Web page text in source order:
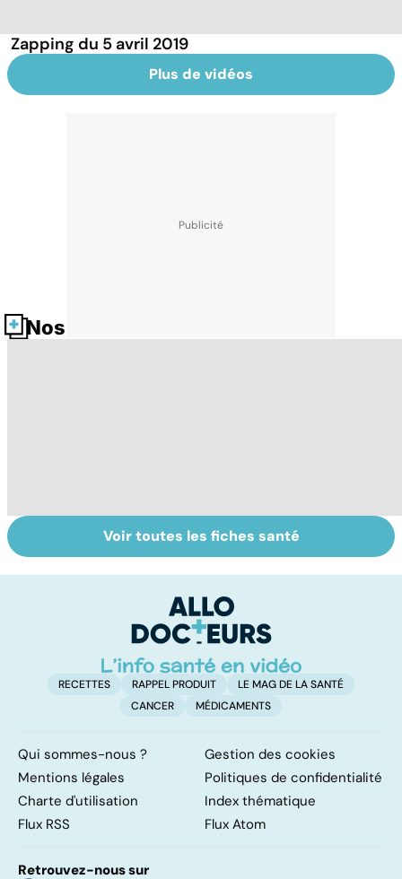
Zapping du 5 avril 2019
Plus de vidéos
Nos fiches santé
Tout savoir sur
les infections
Inflammation des
amygdales : que
d'angine ?
Voir toutes les fiches santé
RECETTES RAPPEL PRODUIT
LE MAG DE LA SANTÉ
CANCER
MÉDICAMENTS
Qui sommes-nous ?
Gestion des cookies
Mentions légales
Politiques de confidentialité
Charte d'utilisation
Index thématique
Flux RSS
Flux Atom
Retrouvez-nous sur